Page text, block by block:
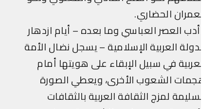
الحضاري.
العصر العباسي وما بعده – أيام ازدهار
العربية الإسلامية – يسجل نضال الأمة
في سبيل الإبقاء على هويتها أمام
الشعوب الأخرى، ويعطي الصورة
لمزج الثقافة العربية بالثقافات